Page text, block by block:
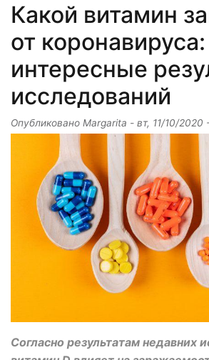
Какой витамин
от коронавируса:
интересные
исследований
Опубликовано Margarita - вт, 11/10/2020
Согласно результатам недавних